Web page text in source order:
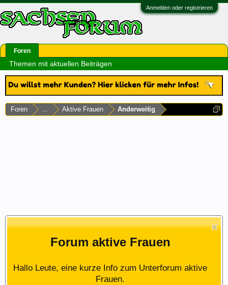
Anmelden oder registrieren
Foren ... Aktive Frauen Anderweitig
Forum aktive Frauen
Hallo Leute, eine kurze Info zum Unterforum aktive
Frauen.
Foren
Themen mit aktuellen Beiträgen